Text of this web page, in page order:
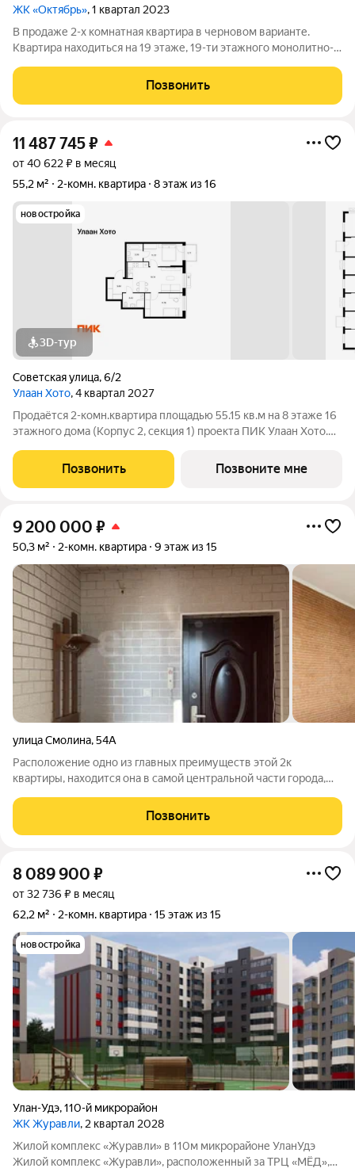
ЖК «Октябрь», 1 квартал 2023
В продаже 2-х комнатная квартира в черновом варианте.
Квартира находиться на 19 этаже, 19-ти этажного монолитно-
кв.м. Квартира черновая, что позволит вам сделать ремонт на
свой вкус, санузел
Позвонить
11 487 745₽
от 40 622 ₽ в месяц
55,2 м²
2-комн. квартира 8 этаж из 16
новостройка
3D-тур
Советская улица,6/2
Улаан Хото, 4 квартал 2027
Продаётся 2-комн.квартира площадью 55.15 кв.м на 8 этаже 16
этажного дома (Корпус 2, секция 1) проекта ПИК Улаан Хото.
функциональная планировка, большие окна. «Улаан Хото» это
уникальный и знаковый
Позвонить Позвоните мне
9 200 000 ₽
50,3 м² 2-комн. квартира 9 этаж из 15
улица Смолина,54А
Расположение одно из главных преимуществ этой 2к
квартиры, находится она в самой центральной части города,
Развитая инфраструктура вокруг: детские сады и школы;
магазины всех форматов; кафе и
Позвонить
8 089 900 ₽
от 32 736 ₽ в месяц
62,2 м²
2-комн. квартира 15 этаж из 15
новостройка
Улан-Удэ,110-й микрорайон
ЖК Журавли, 2 квартал 2028
Жилой комплекс «Журавли» в 110м микрорайоне УланУдэ
Жилой комплекс «Журавли», расположенный за ТРЦ «МЁД»,